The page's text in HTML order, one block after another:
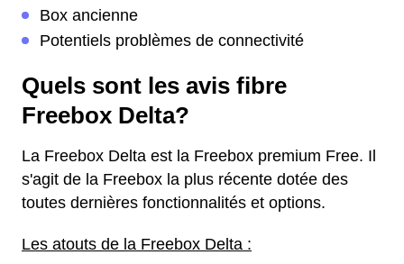
Box ancienne
Potentiels problèmes de connectivité
Quels sont les avis fibre
Freebox Delta?
La Freebox Delta est la Freebox premium Free. Il
s'agit de la Freebox la plus récente dotée des
toutes dernières fonctionnalités et options.
Les atouts de la Freebox Delta :